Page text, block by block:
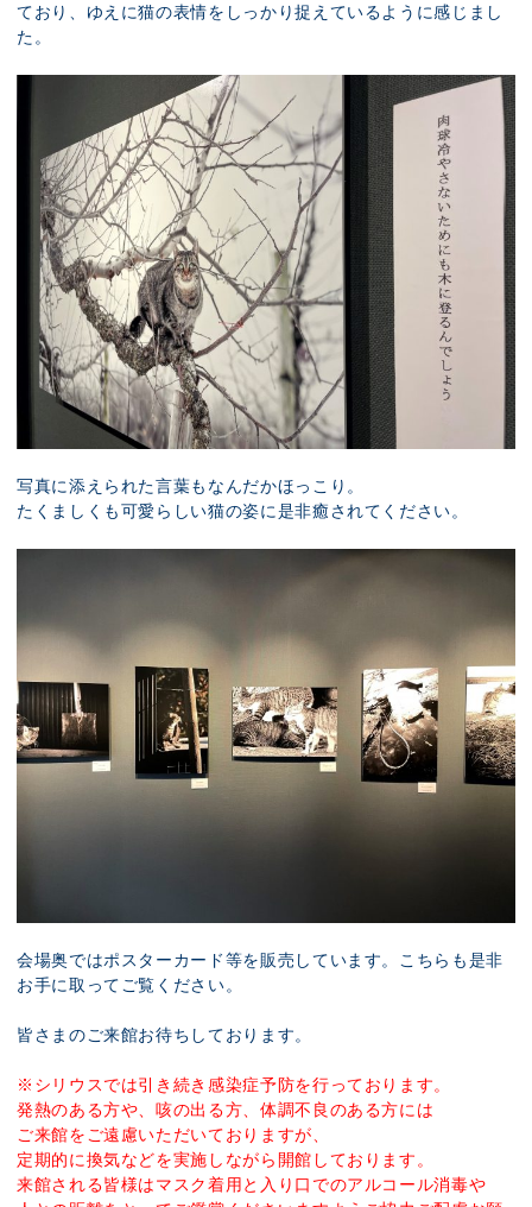
ており、ゆえに猫の表情をしっかり捉えているように感じまし
た。
写真に添えられた言葉もなんだかほっこり。
たくましくも可愛らしい猫の姿に是非癒されてください。
会場奥ではポスターカード等を販売しています。こちらも是非
お手に取ってご覧ください。
皆さまのご来館お待ちしております。
※シリウスでは引き続き感染症予防を行っております。
発熱のある方や、咳の出る方、体調不良のある方には
ご来館をご遠慮いただいておりますが、
定期的に換気などを実施しながら開館しております。
来館される皆様はマスク着用と入り口でのアルコール消毒や